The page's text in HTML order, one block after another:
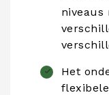
niveaus
Het